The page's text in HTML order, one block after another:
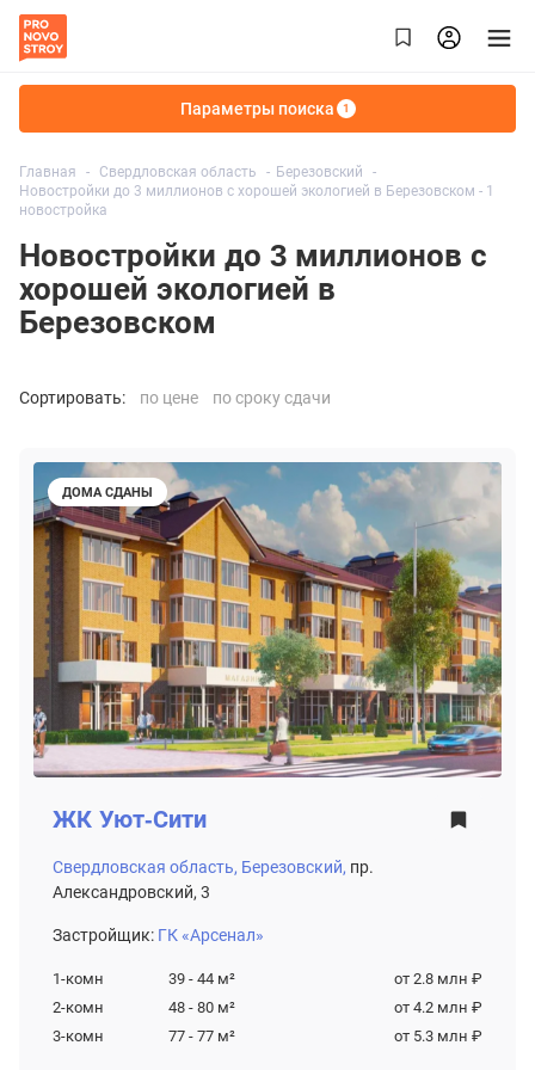
Параметры поиска 1
Главная Свердловская область
Березовский
Новостройки до 3 миллионов с хорошей экологией в Березовском - 1
новостройка
Новостройки до 3 миллионов с
хорошей экологией в
Березовском
Сортировать: по цене по сроку сдачи
ДОМА СДАНЫ
ЖК Уют-Сити
Свердловская область, Березовский, пр.
Александровский, 3
Застройщик: ГК «Арсенал»
1-комн 39 - 44 м²
от 2.8 млн ₽
2-комн
48 - 80 м²
от 4.2 млн ₽
3-комн
77 - 77 м² от 5.3 млн ₽